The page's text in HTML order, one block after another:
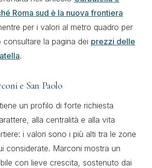
Roma sud è la nuova frontiera
per i valori al metro quadro per
la pagina dei prezzi delle
.
e San Paolo
un profilo di forte richiesta
alla centralità e alla vita
i valori sono i più alti tra le zone
considerate. Marconi mostra un
con lieve crescita, sostenuto dai